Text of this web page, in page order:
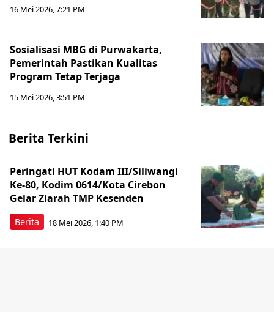
16 Mei 2026, 7:21 PM
Sosialisasi MBG di Purwakarta,
Pemerintah Pastikan Kualitas
Program Tetap Terjaga
15 Mei 2026, 3:51 PM
Berita Terkini
Berita
Peringati HUT Kodam III/Siliwangi
Ke-80, Kodim 0614/Kota Cirebon
Gelar Ziarah TMP Kesenden
18 Mei 2026, 1:40 PM